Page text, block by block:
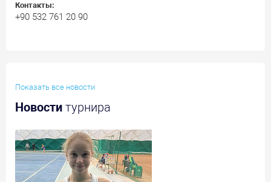
Контакты:
+90 532 761 20 90
Показать все новости
Новости турнира